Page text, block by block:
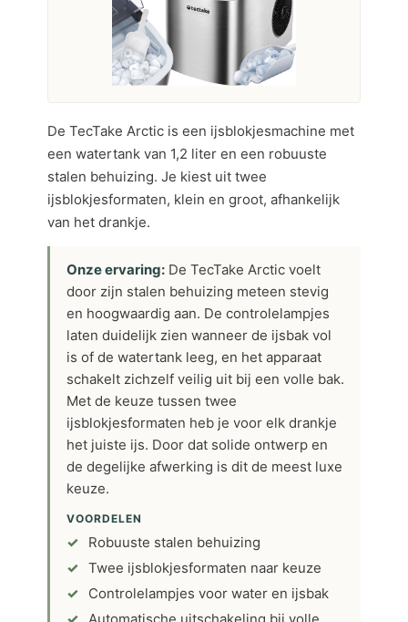
De TecTake Arctic is een ijsblokjesmachine met
een watertank van 1,2 liter en een robuuste
stalen behuizing. Je kiest uit twee
ijsblokjesformaten, klein en groot, afhankelijk
van het drankje.
Onze ervaring: De TecTake Arctic voelt
door zijn stalen behuizing meteen stevig
en hoogwaardig aan. De controlelampjes
laten duidelijk zien wanneer de ijsbak vol
is of de watertank leeg, en het apparaat
schakelt zichzelf veilig uit bij een volle bak.
Met de keuze tussen twee
ijsblokjesformaten heb je voor elk drankje
het juiste ijs. Door dat solide ontwerp en
de degelijke afwerking is dit de meest luxe
keuze.
VOORDELEN
Robuuste stalen behuizing
Twee ijsblokjesformaten naar keuze
Controlelampjes voor water en ijsbak